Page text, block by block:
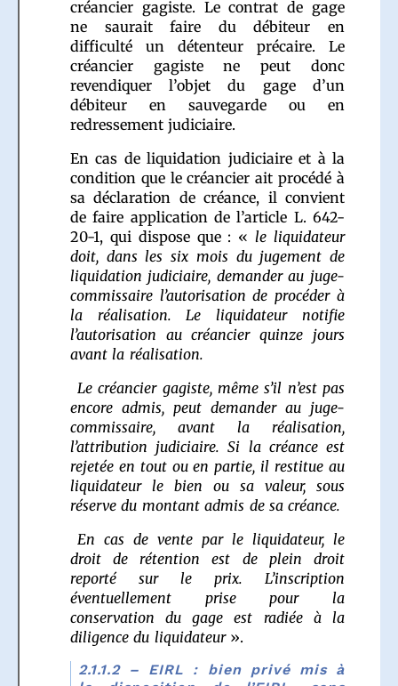
créancier gagiste. Le contrat de gage
ne saurait faire du débiteur en
difficulté un détenteur précaire. Le
créancier gagiste ne peut donc
revendiquer l’objet du gage d’un
débiteur en sauvegarde ou en
redressement judiciaire.
En cas de liquidation judiciaire et à la
condition que le créancier ait procédé à
sa déclaration de créance, il convient
de faire application de l’article L. 642-
20-1, qui dispose que : «le liquidateur
doit, dans les six mois du jugement de
liquidation judiciaire, demander au juge-
commissaire l’autorisation de procéder à
la réalisation. Le liquidateur notifie
l’autorisation au créancier quinze jours
avant la réalisation.
Le créancier gagiste, même s’il n’est pas
encore admis, peut demander au juge-
commissaire, avant la réalisation,
l’attribution judiciaire. Si la créance est
rejetée en tout ou en partie, il restitue au
liquidateur le bien ou sa valeur, sous
réserve du montant admis de sa créance.
En cas de vente par le liquidateur, le
droit de rétention est de plein droit
reporté sur le prix. L’inscription
éventuellement prise pour la
conservation du gage est radiée à la
diligence du liquidateur ».
2.1.1.2 – EIRL : bien privé mis à